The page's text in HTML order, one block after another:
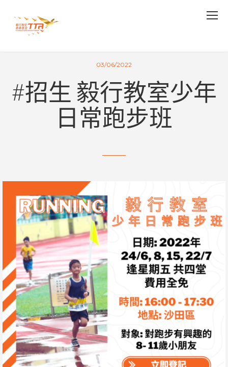
03/06/2022
#招生 毅行教室少年
日常跑步班